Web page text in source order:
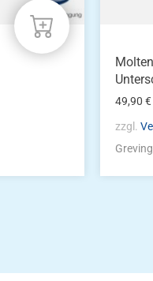
49,90€
zzgl.